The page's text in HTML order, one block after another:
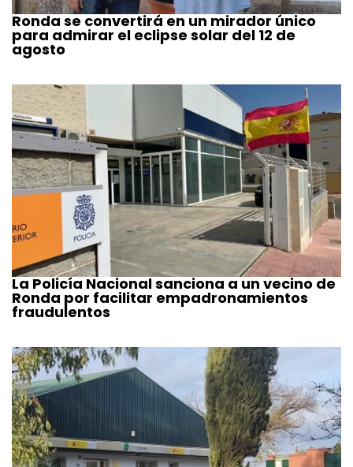
Ronda se convertirá en un mirador único
para admirar el eclipse solar del 12 de
agosto
La Policía Nacional sanciona a un vecino de
Ronda por facilitar empadronamientos
fraudulentos